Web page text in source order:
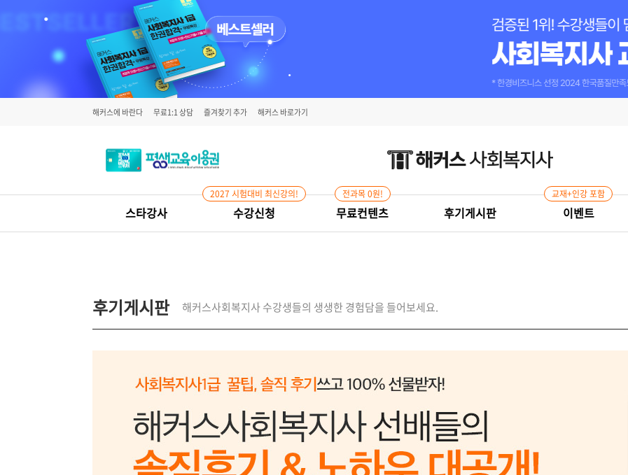
해커스에 바란다 무료1:1 상담 즐겨찾기 추가 해커스 바로가기
스타강사 수강신청
2027 시험대비 최신강의!
무료컨텐츠
전과목 0원!
후기게시판 이벤트
교재+인강 포함
후기게시판 해커스사회복지사 수강생들의 생생한 경험담을 들어보세요.